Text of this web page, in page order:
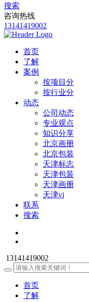
搜索
咨询热线
13141419002
首页
了解
案例
按项目分
按行业分
动态
公司动态
专业观点
知识分享
北京画册
北京包装
天津标志
天津包装
天津画册
天津vi
联系
搜索
13141419002
首页
了解